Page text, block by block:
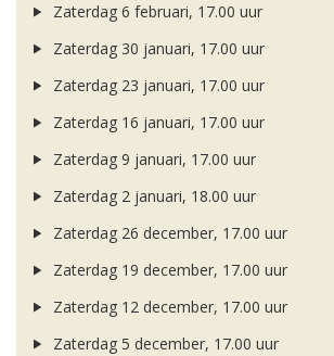
Zaterdag 6 februari, 17.00 uur
Zaterdag 30 januari, 17.00 uur
Zaterdag 23 januari, 17.00 uur
Zaterdag 16 januari, 17.00 uur
Zaterdag 9 januari, 17.00 uur
Zaterdag 2 januari, 18.00 uur
Zaterdag 26 december, 17.00 uur
Zaterdag 19 december, 17.00 uur
Zaterdag 12 december, 17.00 uur
Zaterdag 5 december, 17.00 uur